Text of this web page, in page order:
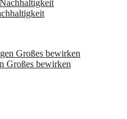
Großes bewirken